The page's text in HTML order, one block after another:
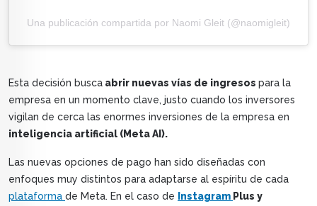
Una publicación compartida por Naomi Gleit (@naomigleit)
Esta decisión busca abrir nuevas vías de ingresos para la
empresa en un momento clave, justo cuando los inversores
vigilan de cerca las enormes inversiones de la empresa en
inteligencia artificial (Meta AI).
Las nuevas opciones de pago han sido diseñadas con
enfoques muy distintos para adaptarse al espíritu de cada
plataforma de Meta. En el caso de Instagram Plus y